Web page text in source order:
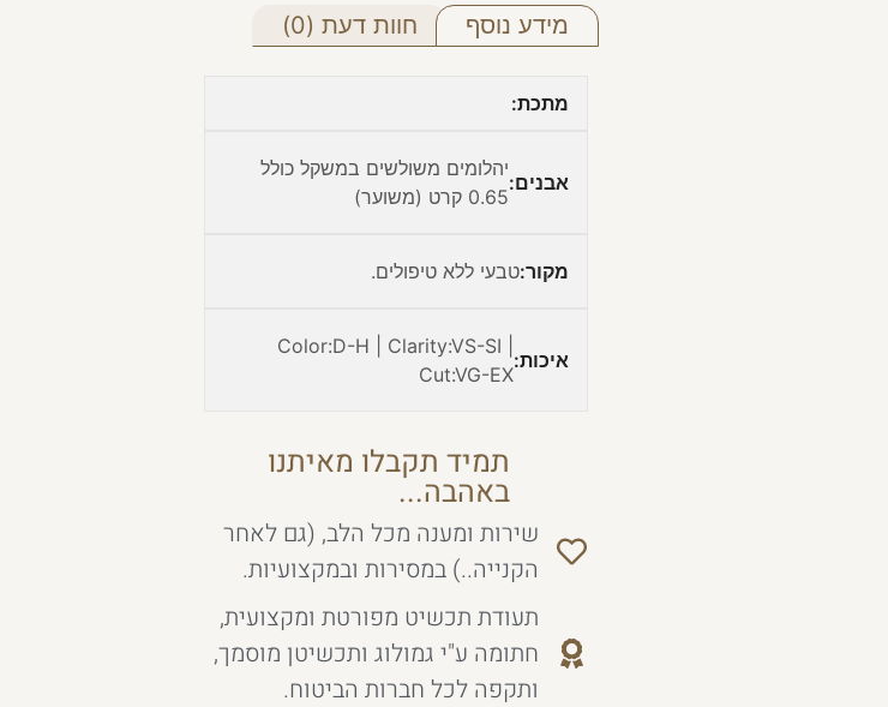
מידע נוסף חוות דעת (0)
מתכת:
אבנים:
יהלומים משולשים במשקל כולל
0.65 קרט (משוער)
מקור:טבעי ללא טיפולים.
איכות:
Color:D-H | Clarity:VS-SI |
Cut:VG-EX
תמיד תקבלו מאיתנו
באהבה...
שירות ומענה מכל הלב, (גם לאחר
הקנייה..) במסירות ובמקצועיות.
תעודת תכשיט מפורטת ומקצועית,
חתומה ע"י גמולוג ותכשיטן מוסמך,
ותקפה לכל חברות הביטוח.